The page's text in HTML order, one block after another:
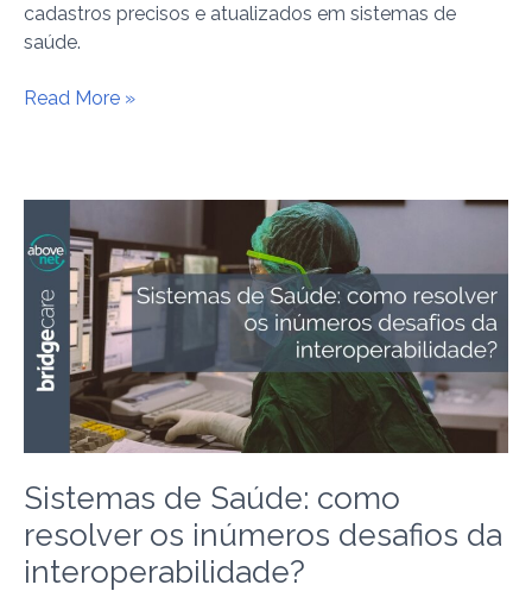
cadastros precisos e atualizados em sistemas de
saúde.
Read More »
Sistemas de Saúde: como
resolver os inúmeros desafios da
interoperabilidade?
de
Saúde:
como
resolver
os
inúmeros
desafios